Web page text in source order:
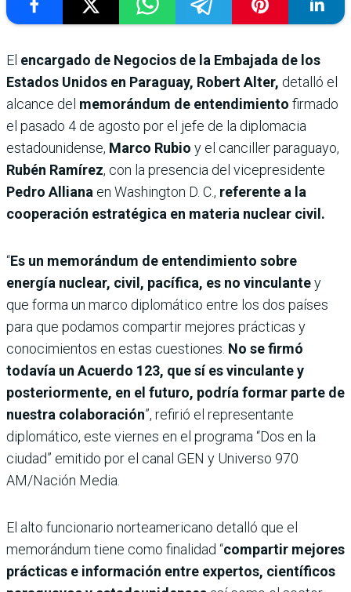
El encargado de Negocios de la Embajada de los
Estados Unidos en Paraguay, Robert Alter, detalló el
alcance del memorándum de entendimiento firmado
el pasado 4 de agosto por el jefe de la diplomacia
estadounidense, Marco Rubio y el canciller paraguayo,
Rubén Ramírez, con la presencia del vicepresidente
Pedro Alliana en Washington D. C., referente a la
cooperación estratégica en materia nuclear civil.
“Es un memorándum de entendimiento sobre
energía nuclear, civil, pacífica, es no vinculantey
que forma un marco diplomático entre los dos países
para que podamos compartir mejores prácticas y
conocimientos en estas cuestiones. No se firmó
todavía un Acuerdo 123, que sí es vinculante y
posteriormente, en el futuro, podría formar parte de
nuestra colaboración”, refirió el representante
diplomático, este viernes en el programa “Dos en la
ciudad” emitido por el canal GEN y Universo 970
AM/Nación Media.
El alto funcionario norteamericano detalló que el
memorándum tiene como finalidad “compartir mejores
prácticas e información entre expertos, científicos